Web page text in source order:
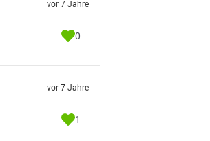
vor 7 Jahre
0
vor 7 Jahre
1